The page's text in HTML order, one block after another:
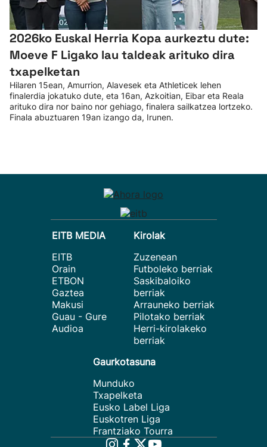
2026ko Euskal Herria Kopa aurkeztu dute:
Moeve F Ligako lau taldeak arituko dira
txapelketan
Hilaren 15ean, Amurrion, Alavesek eta Athleticek lehen
finalerdia jokatuko dute, eta 16an, Azkoitian, Eibar eta Reala
arituko dira nor baino nor gehiago, finalera sailkatzea lortzeko.
Finala abuztuaren 19an izango da, Irunen.
EITB MEDIA
EITB
Orain
ETBON
Gaztea
Makusi
Guau - Gure
Audioa
Kirolak
Zuzenean
Futboleko berriak
Saskibaloiko
berriak
Arrauneko berriak
Pilotako berriak
Herri-kirolakeko
berriak
Gaurkotasuna
Munduko
Txapelketa
Eusko Label Liga
Euskotren Liga
Frantziako Tourra